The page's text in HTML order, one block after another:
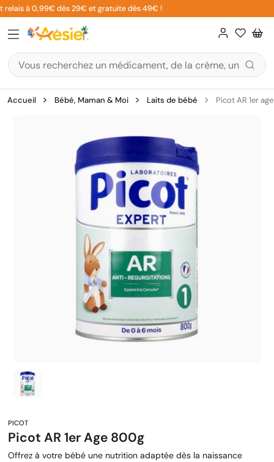
Aller
au
contenu
à 0,99€ dès 29€ et gratuite dès 49€ !
Accueil Bébé, Maman & Moi Laits de bébé Picot AR 1er
Picot AR 1er Age 800g
Offrez à votre bébé une nutrition adaptée dès la naissance